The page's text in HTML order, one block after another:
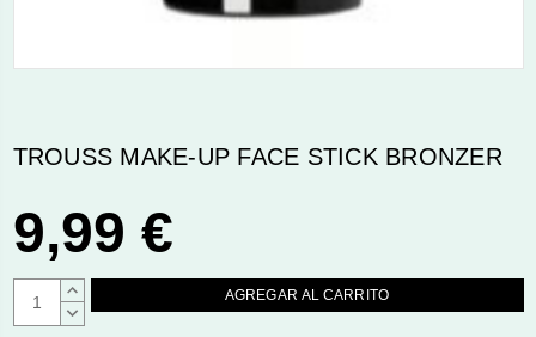
TROUSS MAKE-UP FACE STICK BRONZER
9,99 €
AUMENTAR
CANTIDAD:
DISMINUIR